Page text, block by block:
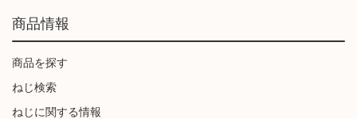
商品情報
商品を探す
ねじ検索
ねじに関する情報